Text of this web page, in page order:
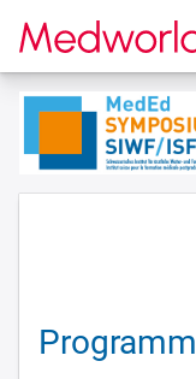
Zur Startseite
Programm